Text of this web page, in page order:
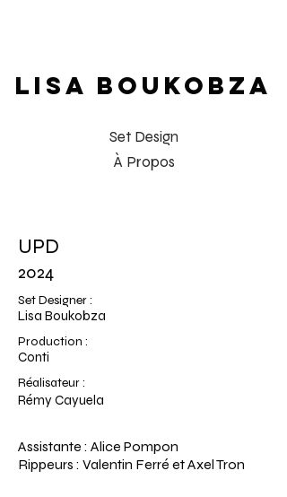
LISA BOUKOBZA
Set Design
À Propos
UPD
2024
Set Designer :
Lisa Boukobza
Production :
Conti
Rémy Cayuela
Réalisateur :
Assistante : Alice Pompon
Rippeurs : Valentin Ferré et Axel Tron